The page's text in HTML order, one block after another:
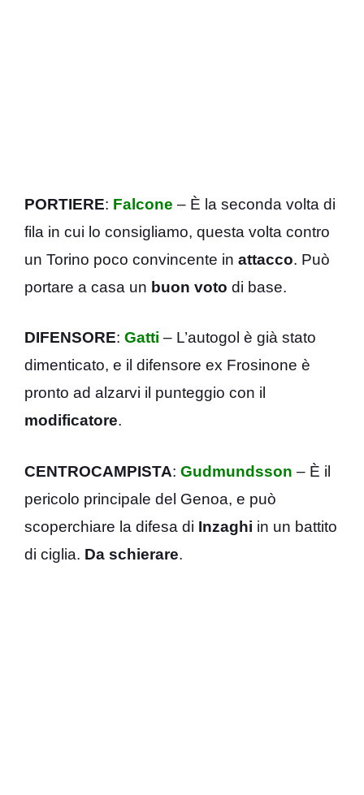
PORTIERE: Falcone – È la seconda volta di
fila in cui lo consigliamo, questa volta contro
un Torino poco convincente in attacco. Può
portare a casa un buon voto di base.
DIFENSORE: Gatti – L’autogol è già stato
dimenticato, e il difensore ex Frosinone è
pronto ad alzarvi il punteggio con il
modificatore.
CENTROCAMPISTA: Gudmundsson – È il
pericolo principale del Genoa, e può
scoperchiare la difesa di Inzaghi in un battito
di ciglia. Da schierare.